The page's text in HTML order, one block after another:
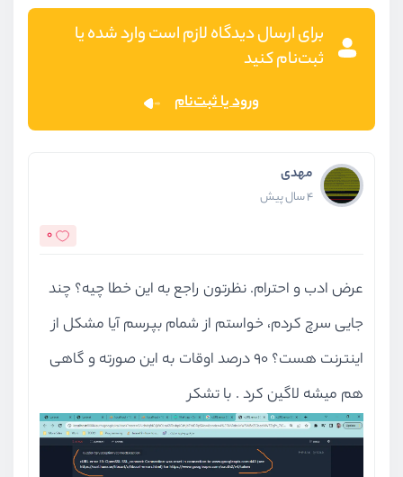
برای ارسال دیدگاه لازم است وارد شده یا
ثبت‌نام کنید
ورود یا ثبت‌نام
مهدی
4 سال پیش
0
عرض ادب و احترام. نظرتون راجع به این خطا چیه؟ چند
جایی سرچ کردم، خواستم از شمام بپرسم آیا مشکل از
اینترنت هست؟ 90 درصد اوقات به این صورته و گاهی
هم میشه لاگین کرد . با تشکر